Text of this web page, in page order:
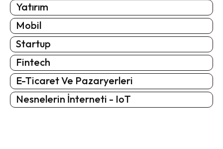
Yatırım
Mobil
Startup
Fintech
E-Ticaret Ve Pazaryerleri
Nesnelerin İnterneti - IoT